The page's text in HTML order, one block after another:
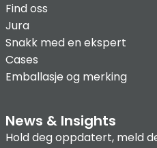
Find oss
Jura
Snakk med en ekspert
Cases
Emballasje og merking
News & Insights
Hold deg oppdatert, meld